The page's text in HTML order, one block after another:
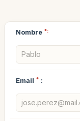
Nombre *:
Email * :